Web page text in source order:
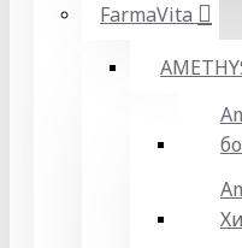
FarmaVita